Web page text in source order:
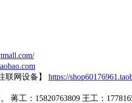
联网设备】
https://
工：15820763809 王工：